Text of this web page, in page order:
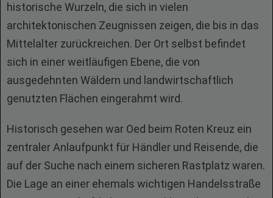
historische Wurzeln, die sich in vielen
architektonischen Zeugnissen zeigen, die bis in das
Mittelalter zurückreichen. Der Ort selbst befindet
sich in einer weitläufigen Ebene, die von
ausgedehnten Wäldern und landwirtschaftlich
genutzten Flächen eingerahmt wird.
Historisch gesehen war Oed beim Roten Kreuz ein
zentraler Anlaufpunkt für Händler und Reisende, die
auf der Suche nach einem sicheren Rastplatz waren.
Die Lage an einer ehemals wichtigen Handelsstraße